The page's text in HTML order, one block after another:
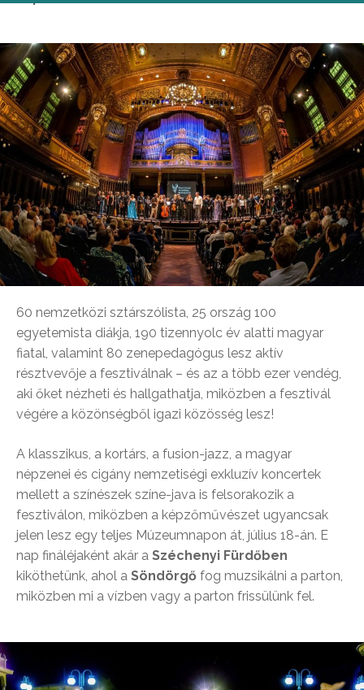
60 nemzetközi sztárszólista, 25 ország 100
egyetemista diákja, 190 tizennyolc év alatti magyar
fiatal, valamint 80 zenepedagógus lesz aktív
résztvevője a fesztiválnak – és az a több ezer vendég,
aki őket nézheti és hallgathatja, miközben a fesztivál
végére a közönségből igazi közösség lesz!
A klasszikus, a kortárs, a fusion-jazz, a magyar
népzenei és cigány nemzetiségi exkluzív koncertek
mellett a színészek színe-java is felsorakozik a
fesztiválon, miközben a képzőművészet ugyancsak
jelen lesz egy teljes Múzeumnapon át, július 18-án. E
nap fináléjaként akár a Széchenyi Fürdőben
kiköthetünk, ahol a Söndörgő fog muzsikálni a parton,
miközben mi a vízben vagy a parton frissülünk fel.